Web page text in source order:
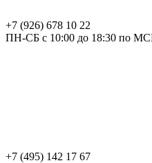
+7 (926) 678 10 22
ПН-СБ с 10:00 до 18:30 по
+7 (495) 142 17 67